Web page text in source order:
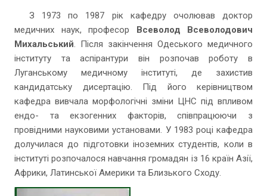
З 1973 по 1987 рік кафедру очолював доктор
медичних наук, професор Всеволод Всеволодович
Михальський. Після закінчення Одеського медичного
інституту та аспірантури він розпочав роботу в
Луганському медичному інституті, де захистив
кандидатську дисертацію. Під його керівництвом
кафедра вивчала морфологічні зміни ЦНС під впливом
ендо- та екзогенних факторів, співпрацюючи з
провідними науковими установами. У 1983 році кафедра
долучилася до підготовки іноземних студентів, коли в
інституті розпочалося навчання громадян із 16 країн Азії,
Африки, Латинської Америки та Близького Сходу.